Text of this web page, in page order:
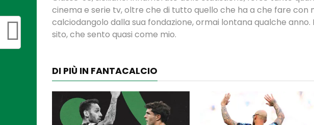
cinema e serie tv, oltre che di tutto quello che ha a che fare con
calciodangolo dalla sua fondazione, ormai lontana qualche
sito, che sento quasi come mio.
DI PIÙ IN FANTACALCIO